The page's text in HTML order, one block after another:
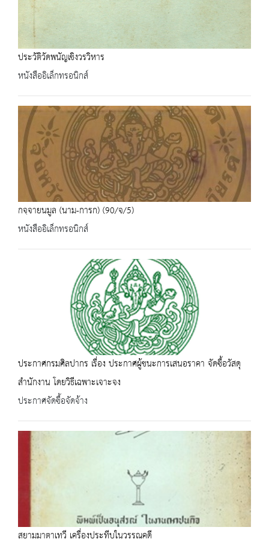
ประวัติวัดพนัญเชิงวรวิหาร
หนังสืออิเล็กทรอนิกส์
กจฺจายนมูล (นาม-การก) (90/จ/5)
หนังสืออิเล็กทรอนิกส์
ประกาศกรมศิลปากร เรื่อง ประกาศผู้ชนะการเสนอราคา จัดซื้อวัสดุ
สำนักงาน โดยวิธีเฉพาะเจาะจง
ประกาศจัดซื้อจัดจ้าง
สยามมาตาเทวี เครื่องประทีบในวรรณคดี